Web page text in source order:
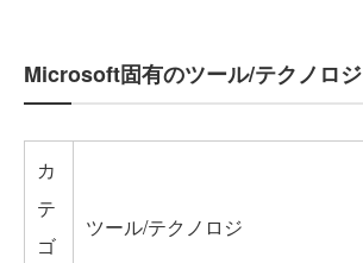
Microsoft固有のツール/テクノロジ
カ
テ
ゴ
ツール/テクノロジ